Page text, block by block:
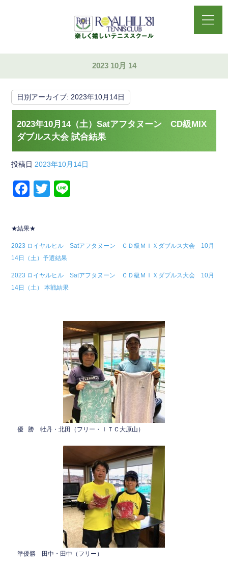
2023 10月 14
日別アーカイブ: 2023年10月14日
2023年10月14（土）Satアフタヌーン CD級MIX
ダブルス大会 試合結果
投稿日 2023年10月14日
F
c
b
o
o
T
★結果★
2023 ロイヤルヒル Satアフタヌーン ＣＤ級ＭＩＸダブルス大会 10月
14日（土）予選結果
2023 ロイヤルヒル Satアフタヌーン ＣＤ級ＭＩＸダブルス大会 10月
14日（土） 本戦結果
優 勝 牡丹・北田（フリー・ＩＴＣ大原山）
準優勝 田中・田中（フリー）